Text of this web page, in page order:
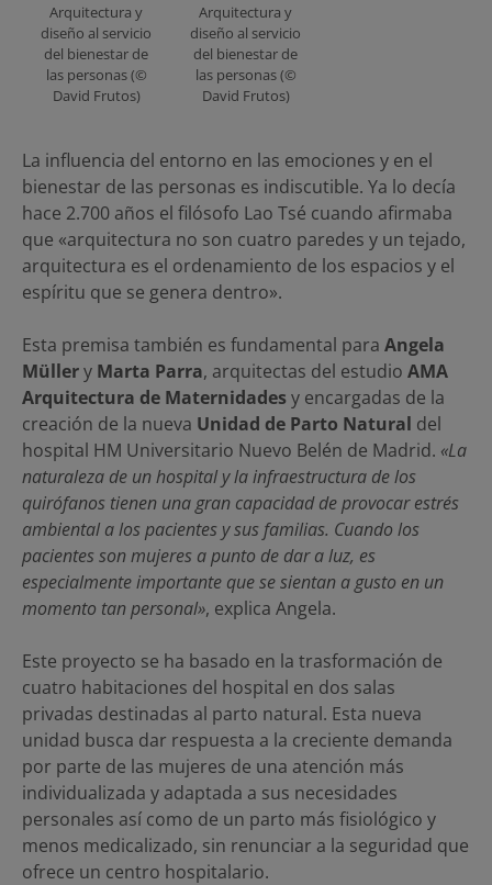
Arquitectura y
diseño al servicio
del bienestar de
las personas (©
David Frutos)
Arquitectura y
diseño al servicio
del bienestar de
las personas (©
David Frutos)
La influencia del entorno en las emociones y en el
bienestar de las personas es indiscutible. Ya lo decía
hace 2.700 años el filósofo Lao Tsé cuando afirmaba
que «arquitectura no son cuatro paredes y un tejado,
arquitectura es el ordenamiento de los espacios y el
espíritu que se genera dentro».
Esta premisa también es fundamental para Angela
Müllery Marta Parra, arquitectas del estudio AMA
Arquitectura de Maternidadesy encargadas de la
creación de la nueva Unidad de Parto Natural del
hospital HM Universitario Nuevo Belén de Madrid. «La
naturaleza de un hospital y la infraestructura de los
quirófanos tienen una gran capacidad de provocar estrés
ambiental a los pacientes y sus familias. Cuando los
pacientes son mujeres a punto de dar a luz, es
especialmente importante que se sientan a gusto en un
momento tan personal», explica Angela.
Este proyecto se ha basado en la trasformación de
cuatro habitaciones del hospital en dos salas
privadas destinadas al parto natural. Esta nueva
unidad busca dar respuesta a la creciente demanda
por parte de las mujeres de una atención más
individualizada y adaptada a sus necesidades
personales así como de un parto más fisiológico y
menos medicalizado, sin renunciar a la seguridad que
ofrece un centro hospitalario.